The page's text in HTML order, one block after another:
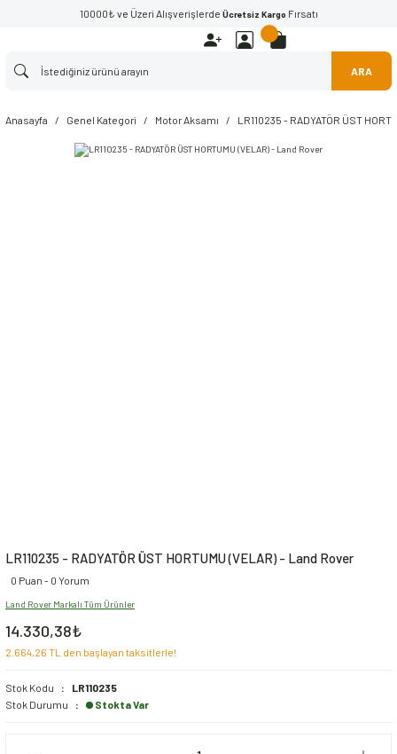
10000₺ ve Üzeri Alışverişlerde Ücretsiz Kargo Fırsatı
ARA
Anasayfa Genel Kategori Motor Aksamı LR110235 - RADYATÖR ÜST
LR110235 - RADYATÖR ÜST HORTUMU (VELAR) - Land Rover
0 Puan - 0 Yorum
Land Rover Markalı Tüm Ürünler
14.330,38₺
2.664,26 TL den başlayan taksitlerle!
Stok Kodu
LR110235
Stok Durumu
Stokta Var